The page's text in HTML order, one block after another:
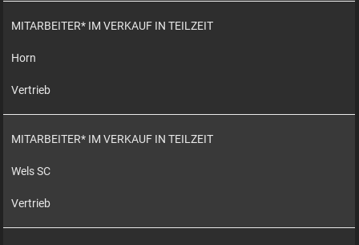
MITARBEITER* IM VERKAUF IN TEILZEIT
Horn
Vertrieb
MITARBEITER* IM VERKAUF IN TEILZEIT
Wels SC
Vertrieb